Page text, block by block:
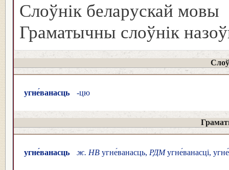
Слоўнік беларускай мовы
Граматычны слоўнік
угне́ванасць -цю
угне́ванасць ж. НВ угне́ванасць, РДМугне́ванасці,